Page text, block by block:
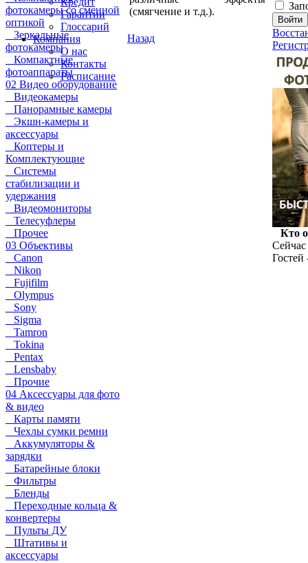
Гарантии
Глоссарий
Компания
О нас
Контакты
Расписание
фотокамеры со сменной
оптикой
Зеркальные
фотокамеры
Компактные
фотоаппараты
02 Видео оборудование
Видеокамеры
Панорамные камеры
Экшн-камеры и
аксессуары
Коптеры и
Комплектующие
Системы
стабилизации и
удержания
Видеомониторы
Телесуфлеры
Прочее
03 Объективы
Canon
Nikon
Fujifilm
Olympus
Sony
Sigma
Tamron
Tokina
Pentax
Lensbaby
Прочие
04 Аксессуары для фото
& видео
Карты памяти
Чехлы сумки ремни
Аккумуляторы &
зарядки
Батарейные блоки
Фильтры
Бленды
Переходные кольца &
конвертеры
Пульты ДУ
Штативы и
аксессуары
(смягчение и т.д.).
Назад
Кто
Сейчас
Гостей